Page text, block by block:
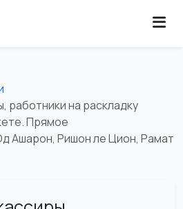
работники на раскладку
Прямое
Ашарон, Ришон ле Цион, Рамат